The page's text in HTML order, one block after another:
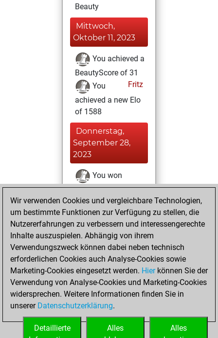
Beauty
Mittwoch,
Oktober 11, 2023
You achieved a
BeautyScore of 31
Fritz
You
achieved a new Elo
of 1588
Donnerstag,
September 28,
2023
You won
against Fritz
Fritz
You played 8
blitz games
Play
=0 -8 in blitz
Mittwoch,
September 27,
2023
You created
your Fritz account
Wir verwenden Cookies und vergleichbare Technologien,
um bestimmte Funktionen zur Verfügung zu stellen, die
Nutzererfahrungen zu verbessern und interessengerechte
Inhalte auszuspielen. Abhängig von ihrem
Verwendungszweck können dabei neben technisch
erforderlichen Cookies auch Analyse-Cookies sowie
Marketing-Cookies eingesetzt werden. Hierkönnen Sie der
Verwendung von Analyse-Cookies und Marketing-Cookies
widersprechen. Weitere Informationen finden Sie in
unserer Datenschutzerklärung.
Alles
Alles
Detaillierte